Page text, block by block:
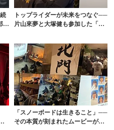
トップライダーが未来をつなぐ──
片山來夢と大塚健も参加した「LO
「スノーボードは生きること」──
その本質が刻まれたムービーが世